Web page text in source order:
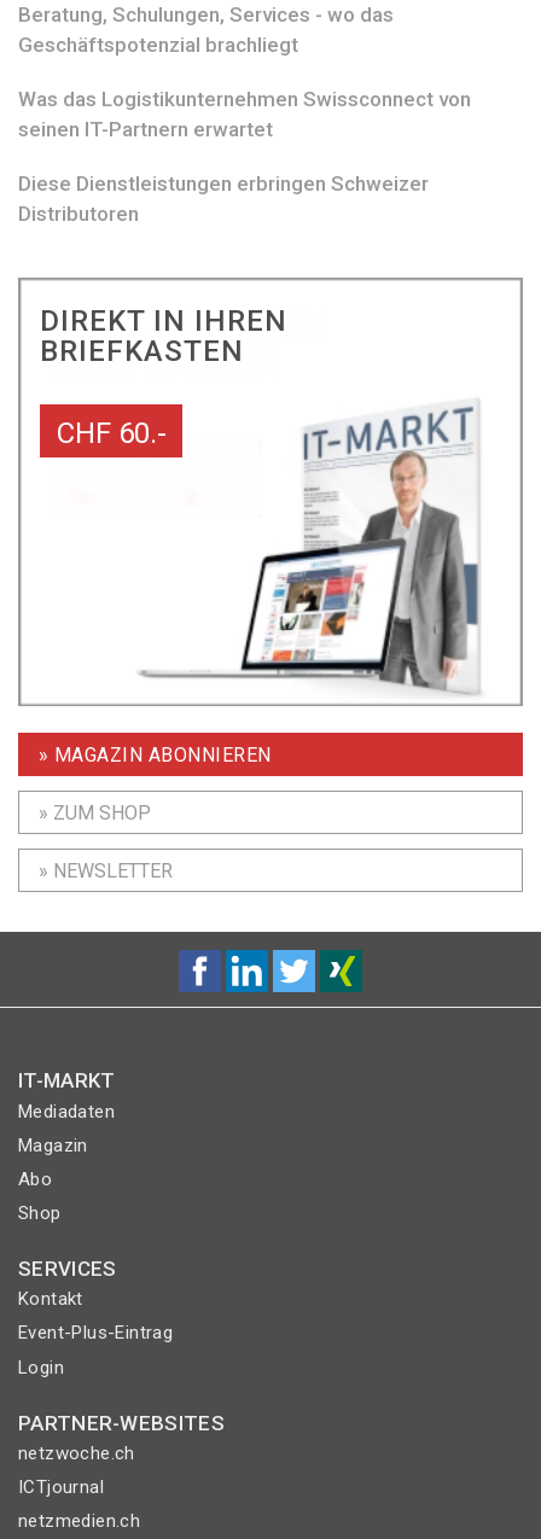
Beratung, Schulungen, Services - wo das
Geschäftspotenzial brachliegt
Was das Logistikunternehmen Swissconnect von
seinen IT-Partnern erwartet
Diese Dienstleistungen erbringen Schweizer
Distributoren
DIREKT IN IHREN
BRIEFKASTEN
CHF 60.-
» MAGAZIN ABONNIEREN
» ZUM SHOP
» NEWSLETTER
IT-MARKT
Mediadaten
Magazin
Abo
Shop
SERVICES
Kontakt
Event-Plus-Eintrag
Login
PARTNER-WEBSITES
netzwoche.ch
ICTjournal
netzmedien.ch